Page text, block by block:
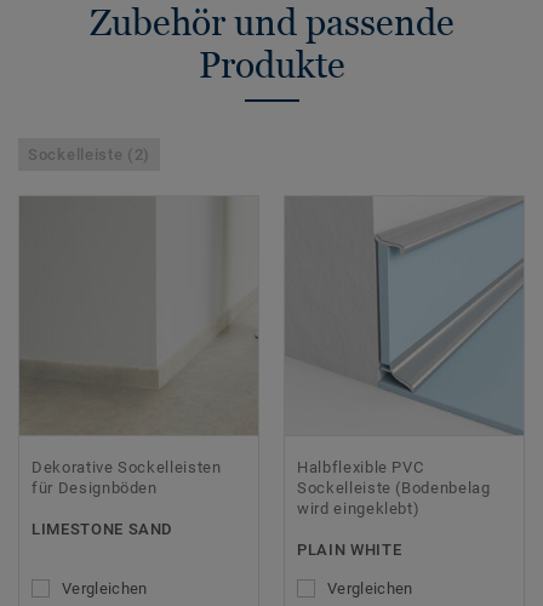
Zubehör und passende
Produkte
Sockelleiste (2)
Dekorative Sockelleisten
für Designböden
LIMESTONE SAND
Vergleichen
Halbflexible PVC
Sockelleiste (Bodenbelag
wird eingeklebt)
PLAIN WHITE
Vergleichen